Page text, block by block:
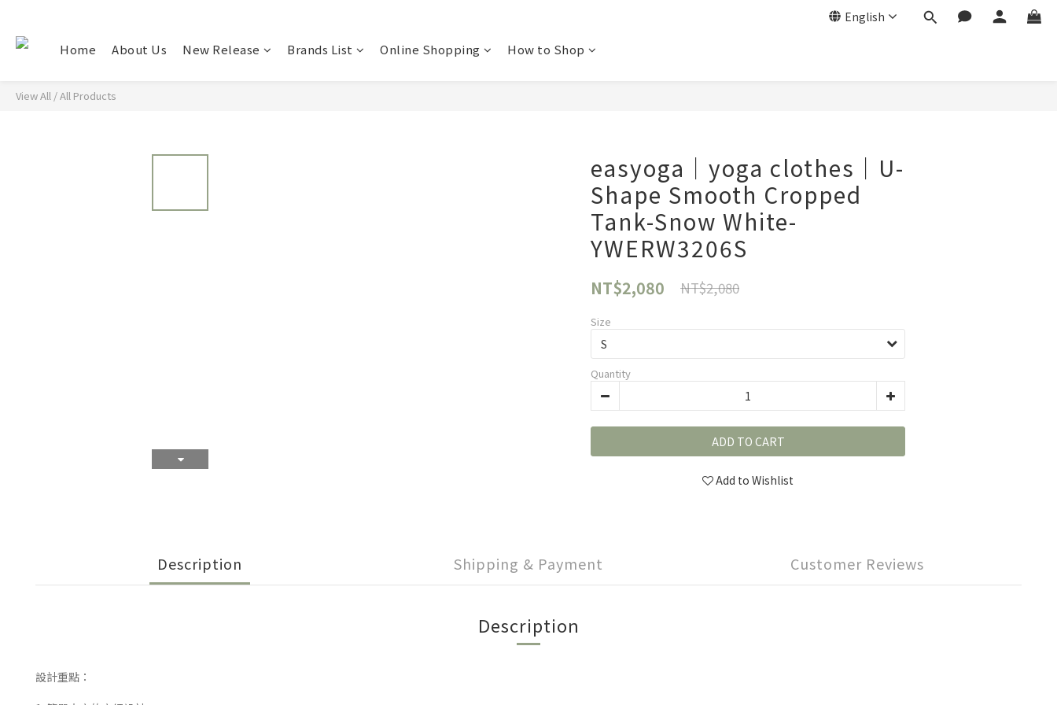
English
Home About Us New Release Brands List Online Shopping How to Shop
View All /All Products
easyoga｜yoga clothes｜U-
Shape Smooth Cropped
Tank-Snow White-
YWERW3206S
NT$2,080 NT$2,080
Size
Quantity
ADD TO CART
Add to Wishlist
Description Shipping & Payment Customer Reviews
Description
設計重點：